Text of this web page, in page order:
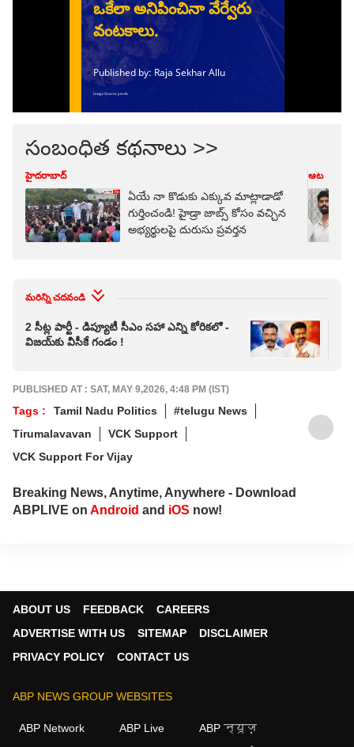
సంబంధిత కథనాలు >>
హైదరాబాద్
ఏయే నా కొడుకు ఎక్కువ మాట్లాడాడో
గుర్తించండి! హైడ్రా జాబ్స్ కోసం వచ్చిన
అభ్యర్థులపై దురుసు ప్రవర్తన
ఆట
మరిన్ని చదవండి
2 సీట్ల పార్టీ - డిప్యూటీ సీఎం సహా ఎన్ని కోరికలో -
విజయ్‌కు వీసీకే గండం !
PUBLISHED AT : SAT, MAY 9,2026, 4:48 PM (IST)
Tags : Tamil Nadu Politics
#telugu News
Tirumalavavan
VCK Support
VCK Support For Vijay
Breaking News, Anytime, Anywhere - Download
ABPLIVE on Android and iOS now!
ABOUT US FEEDBACK
CAREERS
ADVERTISE WITH US
SITEMAP
DISCLAIMER
PRIVACY POLICY
CONTACT US
ABP NEWS GROUP WEBSITES
ABP Network ABP Live
ABP न्यूज़